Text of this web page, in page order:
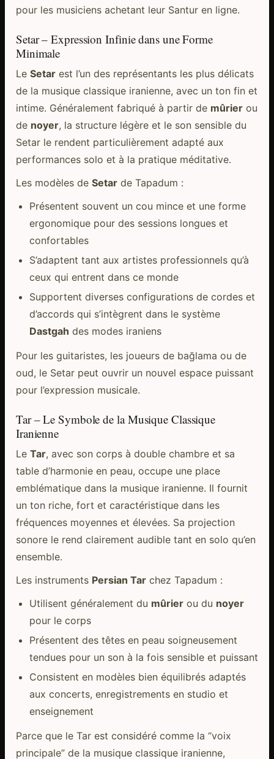
pour les musiciens achetant leur Santur en ligne.
Setar – Expression Infinie dans une Forme
Minimale
Le Setarest l’un des représentants les plus délicats
de la musique classique iranienne, avec un ton fin et
intime. Généralement fabriqué à partir de mûrierou
de noyer, la structure légère et le son sensible du
Setar le rendent particulièrement adapté aux
performances solo et à la pratique méditative.
Les modèles de Setarde Tapadum :
Présentent souvent un cou mince et une forme
ergonomique pour des sessions longues et
confortables
S’adaptent tant aux artistes professionnels qu’à
ceux qui entrent dans ce monde
Supportent diverses configurations de cordes et
d’accords qui s’intègrent dans le système
Dastgah des modes iraniens
Pour les guitaristes, les joueurs de bağlama ou de
oud, le Setar peut ouvrir un nouvel espace puissant
pour l’expression musicale.
Tar – Le Symbole de la Musique Classique
Iranienne
Le Tar, avec son corps à double chambre et sa
table d’harmonie en peau, occupe une place
emblématique dans la musique iranienne. Il fournit
un ton riche, fort et caractéristique dans les
fréquences moyennes et élevées. Sa projection
sonore le rend clairement audible tant en solo qu’en
ensemble.
Les instruments Persian Tarchez Tapadum :
Utilisent généralement du mûrierou du noyer
pour le corps
Présentent des têtes en peau soigneusement
tendues pour un son à la fois sensible et puissant
Consistent en modèles bien équilibrés adaptés
aux concerts, enregistrements en studio et
enseignement
Parce que le Tar est considéré comme la “voix
principale” de la musique classique iranienne,